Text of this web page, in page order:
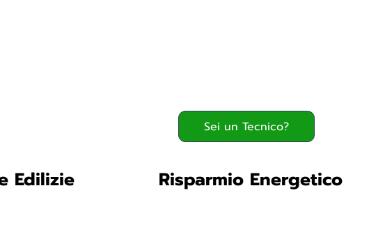
Sei un Tecnico?
Edilizie Risparmio Energetico